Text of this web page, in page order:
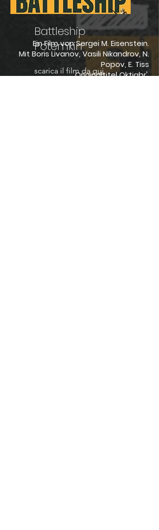
Battleship
Potemkin
scarica il film daqui
Ein Film von Sergei M. Eisenstein.
Mit Boris Livanov, Vasili Nikandrov, N.
Popov, E. Tiss
Originaltitel Oktiabr'.